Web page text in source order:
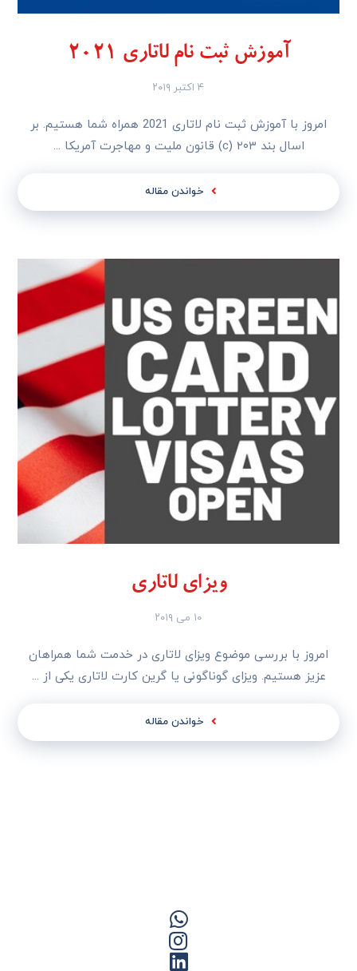
آموزش ثبت نام لاتاری 2021
۴ اکتبر ۲۰۱۹
امروز با آموزش ثبت نام لاتاری 2021 همراه شما هستیم. بر
اسال بند ۲۰۳ (c) قانون ملیت و مهاجرت آمریکا ...
خواندن مقاله
ویزای لاتاری
۱۰ می ۲۰۱۹
امروز با بررسی موضوع ویزای لاتاری در خدمت شما همراهان
عزیز هستیم. ویزای گوناگونی یا گرین کارت لاتاری یکی از ...
خواندن مقاله